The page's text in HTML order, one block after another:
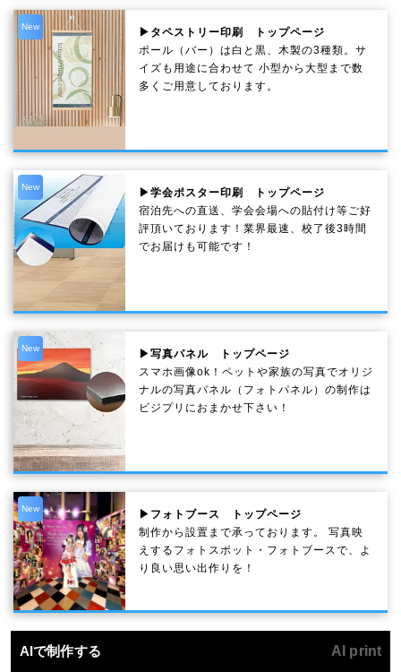
New
▶タペストリー印刷 トップページ
ポール（バー）は白と黒、木製の3種類。サ
イズも用途に合わせて 小型から大型まで数
多くご用意しております。
New
▶学会ポスター印刷 トップページ
宿泊先への直送、学会会場への貼付け等ご好
評頂いております！業界最速、校了後3時間
でお届けも可能です！
New
▶写真パネル トップページ
スマホ画像ok！ペットや家族の写真でオリジ
ナルの写真パネル（フォトパネル）の制作は
ビジプリにおまかせ下さい！
New
▶フォトブース トップページ
制作から設置まで承っております。 写真映
えするフォトスポット・フォトブースで、よ
り良い思い出作りを！
AIで制作する AI print